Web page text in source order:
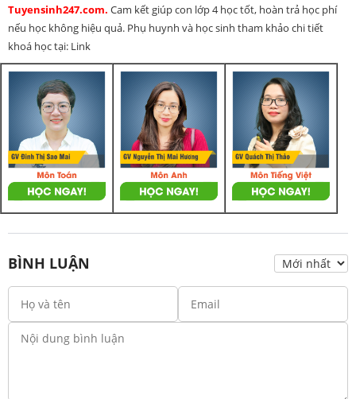
Tuyensinh247.com. Cam kết giúp con lớp 4 học tốt, hoàn trả học phí
nếu học không hiệu quả. Phụ huynh và học sinh tham khảo chi tiết
khoá học tại: Link
BÌNH LUẬN